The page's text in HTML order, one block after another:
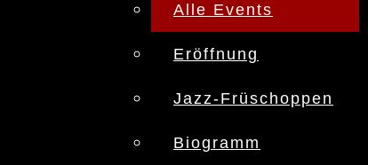
Alle Events
Eröffnung
Jazz-Früschoppen
Biogramm